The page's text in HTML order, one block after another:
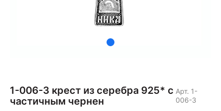
1-006-3 крест из серебра 925* с
частичным чернен
Арт. 1-
006-3